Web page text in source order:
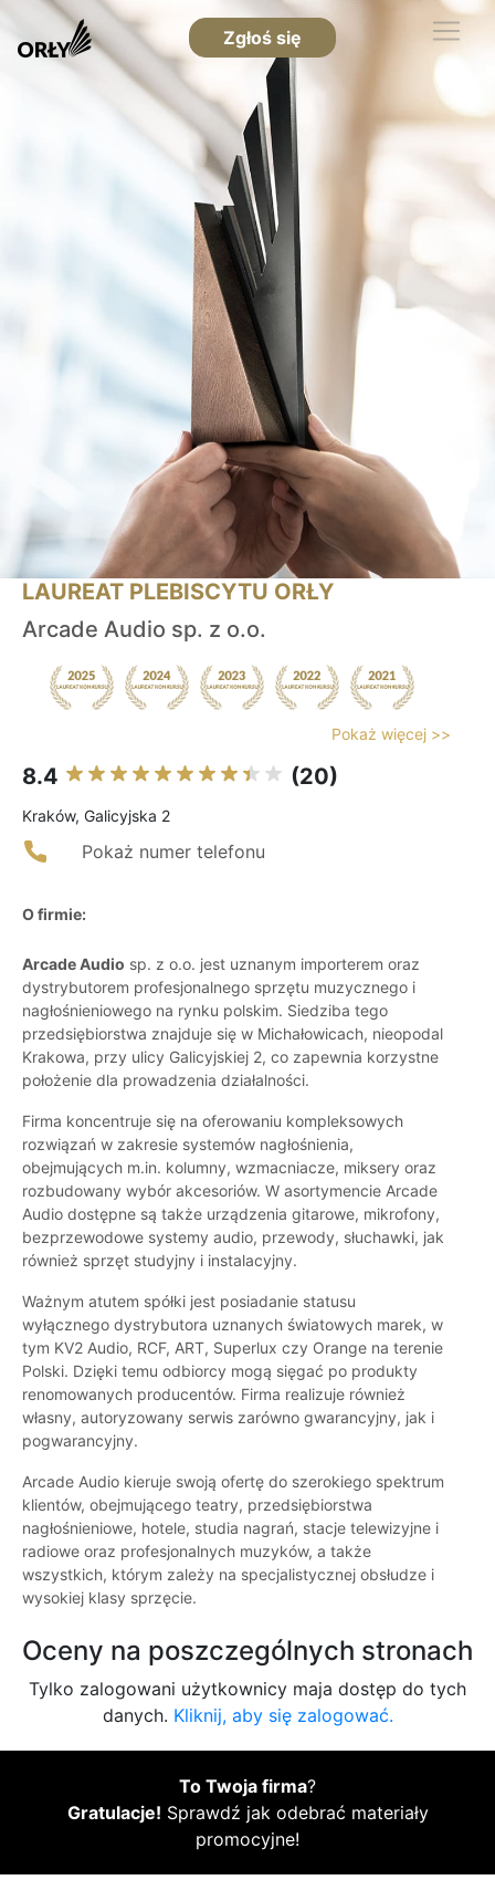
Zgłoś się
LAUREAT PLEBISCYTU ORŁY
Arcade Audio sp. z o.o.
Pokaż więcej >>
8.4 (20)
Kraków, Galicyjska 2
Pokaż numer telefonu
O firmie:
Arcade Audio sp. z o.o. jest uznanym importerem oraz
dystrybutorem profesjonalnego sprzętu muzycznego i
nagłośnieniowego na rynku polskim. Siedziba tego
przedsiębiorstwa znajduje się w Michałowicach, nieopodal
Krakowa, przy ulicy Galicyjskiej 2, co zapewnia korzystne
położenie dla prowadzenia działalności.
Firma koncentruje się na oferowaniu kompleksowych
rozwiązań w zakresie systemów nagłośnienia,
obejmujących m.in. kolumny, wzmacniacze, miksery oraz
rozbudowany wybór akcesoriów. W asortymencie Arcade
Audio dostępne są także urządzenia gitarowe, mikrofony,
bezprzewodowe systemy audio, przewody, słuchawki, jak
również sprzęt studyjny i instalacyjny.
Ważnym atutem spółki jest posiadanie statusu
wyłącznego dystrybutora uznanych światowych marek, w
tym KV2 Audio, RCF, ART, Superlux czy Orange na terenie
Polski. Dzięki temu odbiorcy mogą sięgać po produkty
renomowanych producentów. Firma realizuje również
własny, autoryzowany serwis zarówno gwarancyjny, jak i
pogwarancyjny.
Arcade Audio kieruje swoją ofertę do szerokiego spektrum
klientów, obejmującego teatry, przedsiębiorstwa
nagłośnieniowe, hotele, studia nagrań, stacje telewizyjne i
radiowe oraz profesjonalnych muzyków, a także
wszystkich, którym zależy na specjalistycznej obsłudze i
wysokiej klasy sprzęcie.
Oceny na poszczególnych stronach
Tylko zalogowani użytkownicy maja dostęp do tych
danych. Kliknij, aby się zalogować.
To Twoja firma?
Gratulacje! Sprawdź jak odebrać materiały
promocyjne!